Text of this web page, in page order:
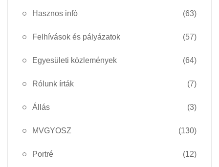
Hasznos infó (63)
Felhívások és pályázatok (57)
Egyesületi közlemények (64)
Rólunk írták (7)
Állás (3)
MVGYOSZ (130)
Portré (12)